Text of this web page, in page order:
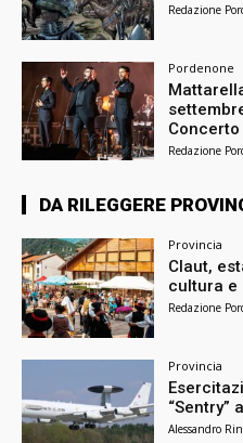
Redazione
Pordenone
Concerto
Redazione
DA RILEGGERE
Provincia
Claut,
cultura e
Redazione
Provincia
“Sentry”
Alessandro